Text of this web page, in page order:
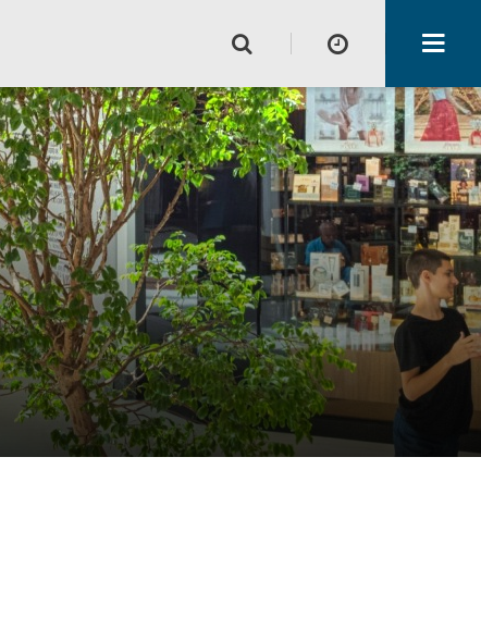
Horário de funcionamento
Lojas
Alimentação e Lazer